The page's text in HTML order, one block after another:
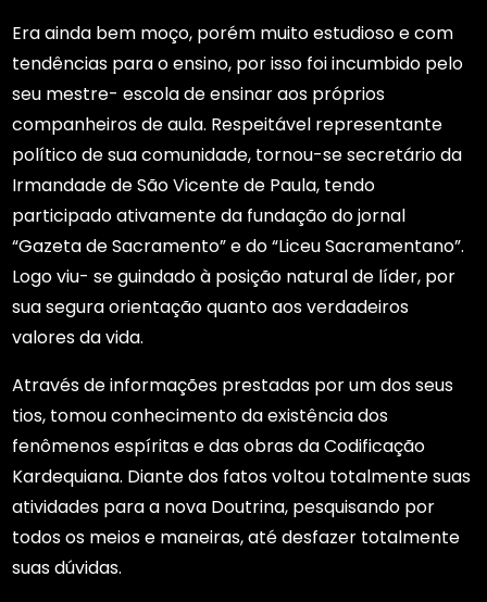
Era ainda bem moço, porém muito estudioso e com
tendências para o ensino, por isso foi incumbido pelo
seu mestre- escola de ensinar aos próprios
companheiros de aula. Respeitável representante
político de sua comunidade, tornou-se secretário da
Irmandade de São Vicente de Paula, tendo
participado ativamente da fundação do jornal
“Gazeta de Sacramento” e do “Liceu Sacramentano”.
Logo viu- se guindado à posição natural de líder, por
sua segura orientação quanto aos verdadeiros
valores da vida.
Através de informações prestadas por um dos seus
tios, tomou conhecimento da existência dos
fenômenos espíritas e das obras da Codificação
Kardequiana. Diante dos fatos voltou totalmente suas
atividades para a nova Doutrina, pesquisando por
todos os meios e maneiras, até desfazer totalmente
suas dúvidas.